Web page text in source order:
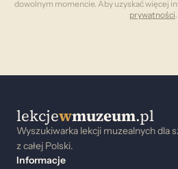
dowolnym momencie. Aby uzyskać więcej
prywatności
lekcjewmuzeum.pl
Wyszukiwarka lekcji muzealnych dla
z całej Polski.
Informacje